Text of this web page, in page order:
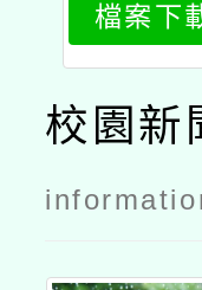
檔案下
校園新